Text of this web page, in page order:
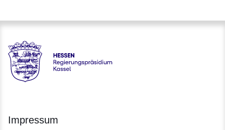
Hessen - Regierungspräsidium Kassel
Impressum